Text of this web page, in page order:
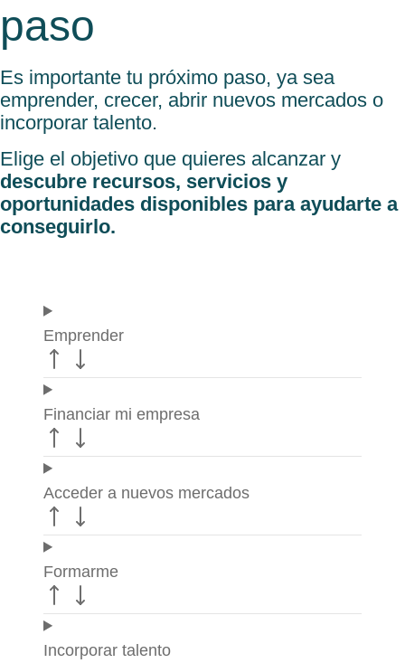
paso
Es importante tu próximo paso, ya sea
emprender, crecer, abrir nuevos mercados o
incorporar talento.
Elige el objetivo que quieres alcanzar y
descubre recursos, servicios y
oportunidades disponibles para ayudarte a
conseguirlo.
Emprender
Financiar mi empresa
Acceder a nuevos mercados
Formarme
Incorporar talento